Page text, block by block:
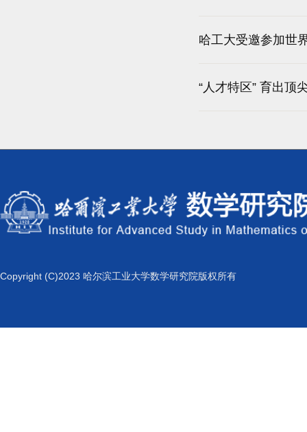
哈工大受邀参加世
“人才特区” 育出顶
Copyright (C)2023 哈尔滨工业大学数学研究院版权所有